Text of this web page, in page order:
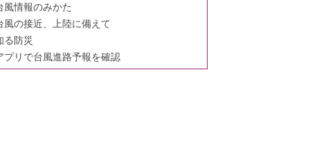
風情報のみかた
風の接近、上陸に備えて
る防災
プリで台風進路予報を確認